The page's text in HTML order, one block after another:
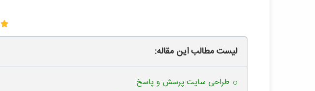

لیست مطالب این مقاله:
طراحی سایت پرسش و پاسخ